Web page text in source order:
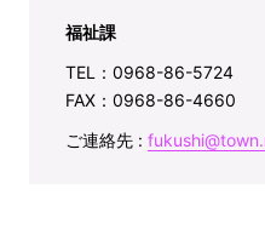
福祉課
TEL：0968-86-5724
FAX：0968-86-4660
ご連絡先 :